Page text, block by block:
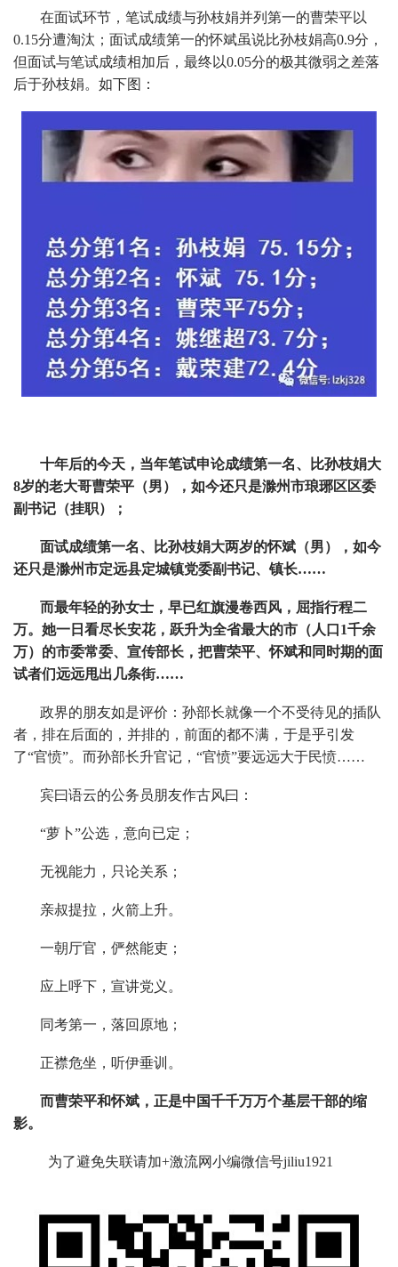
在面试环节，笔试成绩与孙枝娟并列第一的曹荣平以
0.15分遭淘汰；面试成绩第一的怀斌虽说比孙枝娟高0.9分，
但面试与笔试成绩相加后，最终以0.05分的极其微弱之差落
后于孙枝娟。如下图：
十年后的今天，当年笔试申论成绩第一名、比孙枝娟大
8岁的老大哥曹荣平（男），如今还只是滁州市琅琊区区委
副书记（挂职）；
面试成绩第一名、比孙枝娟大两岁的怀斌（男），如今
还只是滁州市定远县定城镇党委副书记、镇长……
而最年轻的孙女士，早已红旗漫卷西风，屈指行程二
万。她一日看尽长安花，跃升为全省最大的市（人口1千余
万）的市委常委、宣传部长，把曹荣平、怀斌和同时期的面
试者们远远甩出几条街……
政界的朋友如是评价：孙部长就像一个不受待见的插队
者，排在后面的，并排的，前面的都不满，于是乎引发
了“官愤”。而孙部长升官记，“官愤”要远远大于民愤……
宾曰语云的公务员朋友作古风曰：
“萝卜”公选，意向已定；
无视能力，只论关系；
亲叔提拉，火箭上升。
一朝厅官，俨然能吏；
应上呼下，宣讲党义。
同考第一，落回原地；
正襟危坐，听伊垂训。
而曹荣平和怀斌，正是中国千千万万个基层干部的缩
影。
为了避免失联请加+激流网小编微信号jiliu1921